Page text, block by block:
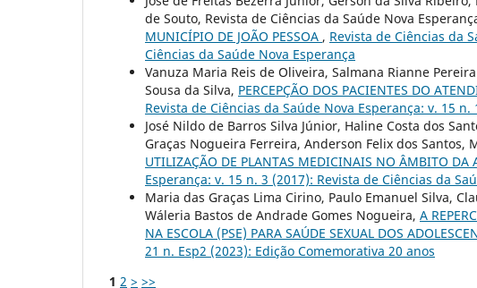
de Souto, Revista de Ciências da Saúde Nova
MUNICÍPIO DE JOÃO PESSOA , Revista de Ciências da
Ciências da Saúde Nova Esperança
Vanuza Maria Reis de Oliveira, Salmana Rianne
Sousa da Silva, PERCEPÇÃO DOS PACIENTES DO
Revista de Ciências da Saúde Nova Esperança: v. 15
José Nildo de Barros Silva Júnior, Haline Costa dos
Graças Nogueira Ferreira, Anderson Felix dos Santos,
UTILIZAÇÃO DE PLANTAS MEDICINAIS NO ÂMBITO DA
Esperança: v. 15 n. 3 (2017): Revista de Ciências da
Maria das Graças Lima Cirino, Paulo Emanuel Silva,
Wáleria Bastos de Andrade Gomes Nogueira, A
NA ESCOLA (PSE) PARA SAÚDE SEXUAL DOS
21 n. Esp2 (2023): Edição Comemorativa 20 anos
1 2 > >>